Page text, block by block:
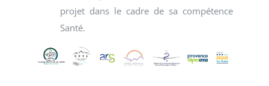
projet dans le cadre de sa compétence
Santé.